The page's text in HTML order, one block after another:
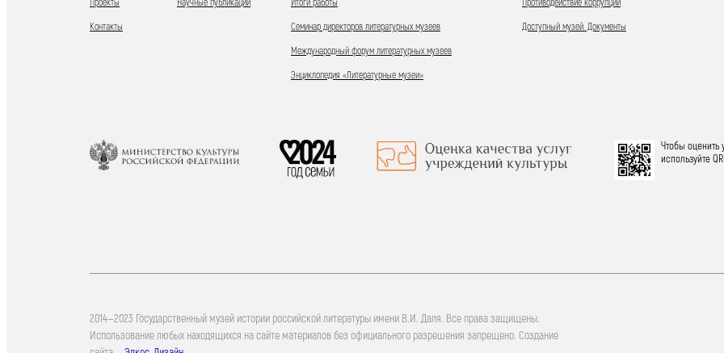
Проекты
Контакты
Научные публикации
Итоги работы
Семинар директоров литературных музеев
Международный форум литературных музеев
Энциклопедия «Литературные музеи»
Противодействие коррупции
Доступный музей. Документы
Чтобы оценить
используйте
2014—2023 Государственный музей истории российской литературы имени В.И. Даля. Все права защищены.
Использование любых находящихся на сайте материалов без официального разрешения запрещено. Создание